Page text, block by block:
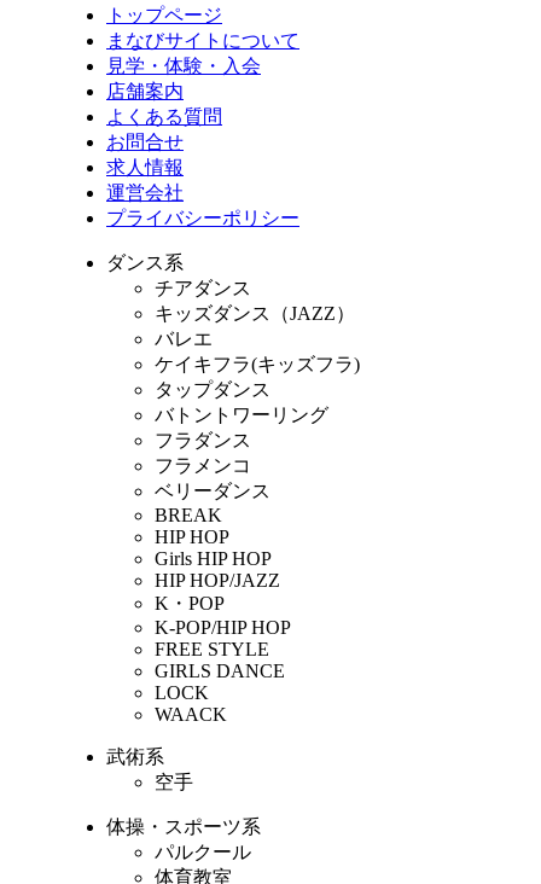
トップページ
まなびサイトについて
見学・体験・入会
店舗案内
よくある質問
お問合せ
求人情報
運営会社
プライバシーポリシー
ダンス系
チアダンス
キッズダンス（JAZZ）
バレエ
ケイキフラ(キッズフラ)
タップダンス
バトントワーリング
フラダンス
フラメンコ
ベリーダンス
BREAK
HIP HOP
Girls HIP HOP
HIP HOP/JAZZ
K・POP
K-POP/HIP HOP
FREE STYLE
GIRLS DANCE
LOCK
WAACK
武術系
空手
体操・スポーツ系
パルクール
体育教室